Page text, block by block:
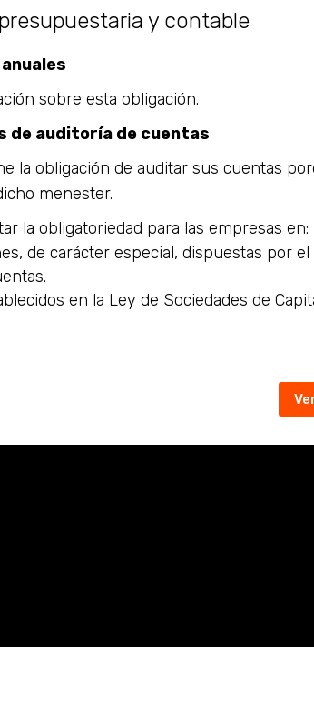
y contable
sobre esta obligación.
de auditoría de cuentas
la obligación de auditar sus cuentas
menester.
la obligatoriedad para las empresas en:
de carácter especial, dispuestas por el
.
en la Ley de Sociedades de